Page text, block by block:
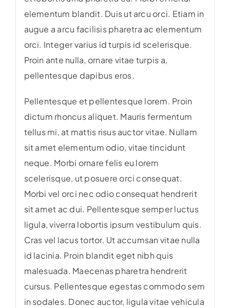
elementum blandit. Duis ut arcu orci. Etiam in
augue a arcu facilisis pharetra ac elementum
orci. Integer varius id turpis id scelerisque.
Proin ante nulla, ornare vitae turpis a,
pellentesque dapibus eros.
Pellentesque et pellentesque lorem. Proin
dictum rhoncus aliquet. Mauris fermentum
tellus mi, at mattis risus auctor vitae. Nullam
sit amet elementum odio, vitae tincidunt
neque. Morbi ornare felis eu lorem
scelerisque, ut posuere orci consequat.
Morbi vel orci nec odio consequat hendrerit
sit amet ac dui. Pellentesque semper luctus
ligula, viverra lobortis ipsum vestibulum quis.
Cras vel lacus tortor. Ut accumsan vitae nulla
id lacinia. Proin blandit eget nibh quis
malesuada. Maecenas pharetra hendrerit
cursus. Pellentesque egestas commodo sem
in sodales. Donec auctor, ligula vitae vehicula